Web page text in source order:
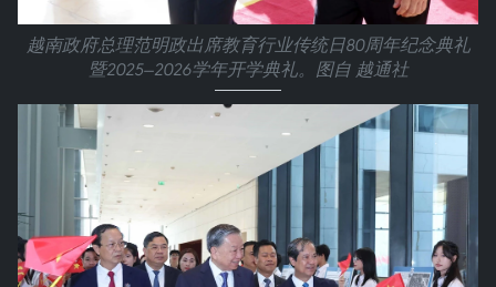
越南政府总理范明政出席教育行业传统日80周年纪念典礼
暨2025—2026学年开学典礼。图自 越通社